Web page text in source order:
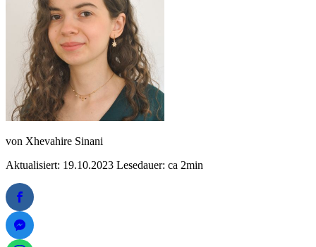
von Xhevahire Sinani
Aktualisiert: 19.10.2023 Lesedauer: ca 2min